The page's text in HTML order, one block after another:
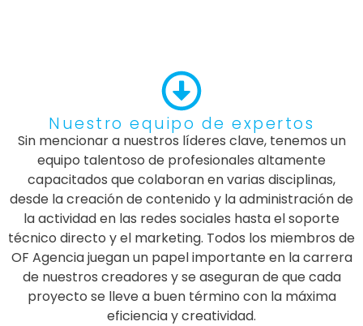
Nuestro equipo de expertos
Sin mencionar a nuestros líderes clave, tenemos un
equipo talentoso de profesionales altamente
capacitados que colaboran en varias disciplinas,
desde la creación de contenido y la administración de
la actividad en las redes sociales hasta el soporte
técnico directo y el marketing. Todos los miembros de
OF Agencia juegan un papel importante en la carrera
de nuestros creadores y se aseguran de que cada
proyecto se lleve a buen término con la máxima
eficiencia y creatividad.